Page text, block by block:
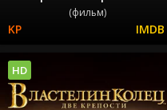
(фильм)
HD